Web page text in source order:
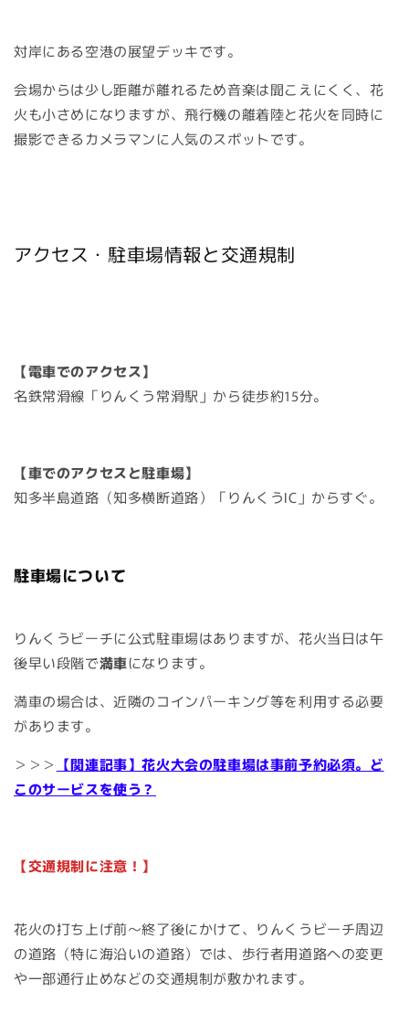
対岸にある空港の展望デッキです。
会場からは少し距離が離れるため音楽は聞こえにくく、花
火も小さめになりますが、飛行機の離着陸と花火を同時に
撮影できるカメラマンに人気のスポットです。
アクセス・駐車場情報と交通規制
【電車でのアクセス】
名鉄常滑線「りんくう常滑駅」から徒歩約15分。
【車でのアクセスと駐車場】
知多半島道路（知多横断道路）「りんくうIC」からすぐ。
駐車場について
りんくうビーチに公式駐車場はありますが、花火当日は午
後早い段階で満車になります。
満車の場合は、近隣のコインパーキング等を利用する必要
があります。
＞＞＞ 【関連記事】花火大会の駐車場は事前予約必須。ど
このサービスを使う？
【交通規制に注意！】
花火の打ち上げ前〜終了後にかけて、りんくうビーチ周辺
の道路（特に海沿いの道路）では、歩行者用道路への変更
や一部通行止めなどの交通規制が敷かれます。